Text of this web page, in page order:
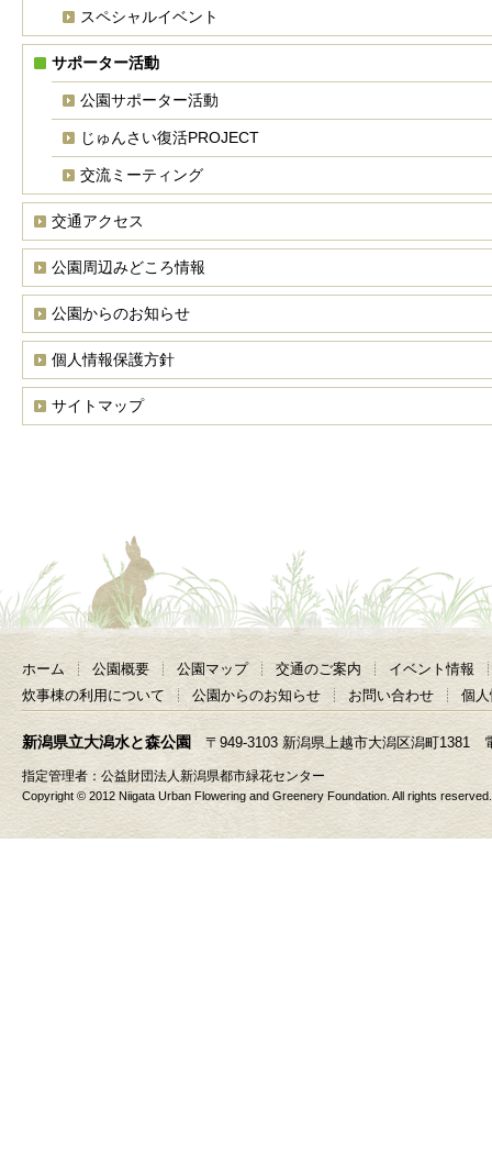
スペシャルイベント
サポーター活動
公園サポーター活動
じゅんさい復活PROJECT
交流ミーティング
交通アクセス
公園周辺みどころ情報
公園からのお知らせ
個人情報保護方針
サイトマップ
ホーム 公園概要 公園マップ 交通のご案内
イベント情報
炊事棟の利用について
公園からのお知らせ お問い合わせ 個
新潟県立大潟水と森公園 〒949-3103 新潟県上越市大潟区潟町1381
指定管理者： 公益財団法人新潟県都市緑花センター
Copyright © 2012 Niigata Urban Flowering and Greenery Foundation. All rights reserved.